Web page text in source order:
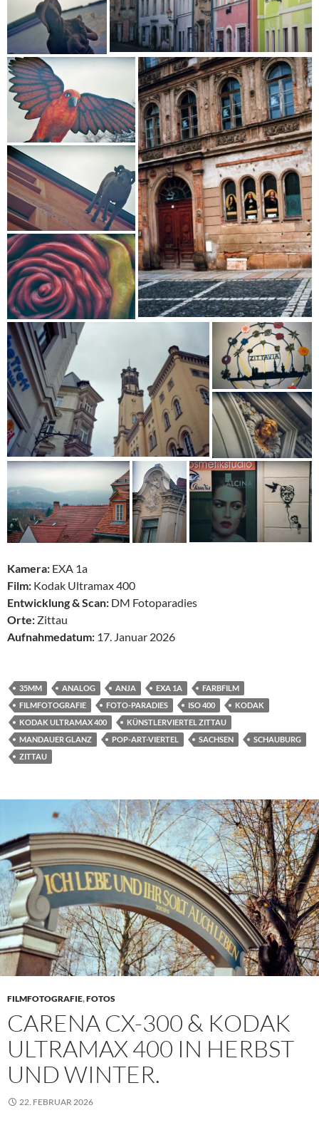
Kamera: EXA 1a
Film: Kodak Ultramax 400
Entwicklung & Scan: DM Fotoparadies
Orte: Zittau
Aufnahmedatum: 17. Januar 2026
35MM ANALOG ANJA EXA 1A
FARBFILM
FILMFOTOGRAFIE
FOTO-PARADIES ISO 400
KODAK
KODAK ULTRAMAX 400
KÜNSTLERVIERTEL ZITTAU
MANDAUER GLANZ
POP-ART-VIERTEL SACHSEN
SCHAUBURG
ZITTAU
FILMFOTOGRAFIE,FOTOS
CARENA CX-300 & KODAK
ULTRAMAX 400 IN HERBST
UND WINTER.
22. FEBRUAR 2026